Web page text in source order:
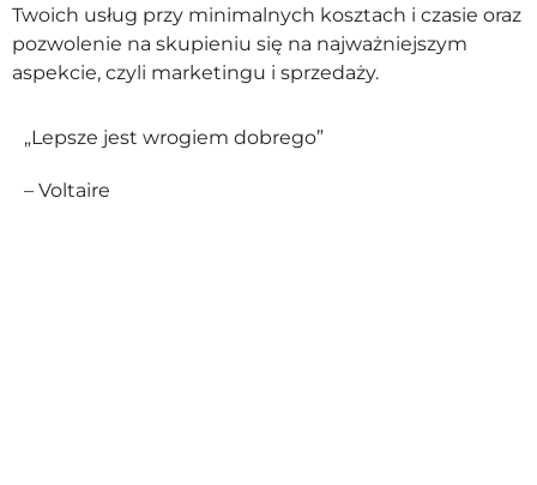
Twoich usług przy minimalnych kosztach i czasie oraz
pozwolenie na skupieniu się na najważniejszym
aspekcie, czyli marketingu i sprzedaży.
„Lepsze jest wrogiem dobrego”
– Voltaire